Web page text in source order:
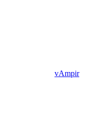
vAmpir